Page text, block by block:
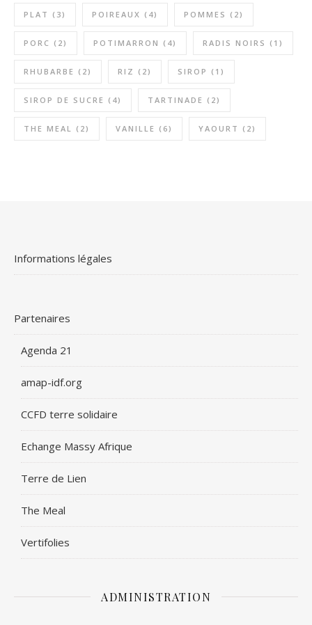
PLAT (3) POIREAUX (4) POMMES (2)
PORC (2) POTIMARRON (4) RADIS NOIRS (1)
RHUBARBE (2) RIZ (2) SIROP (1)
SIROP DE SUCRE (4) TARTINADE (2)
THE MEAL (2) VANILLE (6) YAOURT (2)
Informations légales
Partenaires
Agenda 21
amap-idf.org
CCFD terre solidaire
Echange Massy Afrique
Terre de Lien
The Meal
Vertifolies
ADMINISTRATION